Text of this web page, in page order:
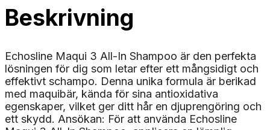
Beskrivning
Echosline Maqui 3 All-In Shampoo är den perfekta
lösningen för dig som letar efter ett mångsidigt och
effektivt schampo. Denna unika formula är berikad
med maquibär, kända för sina antioxidativa
egenskaper, vilket ger ditt hår en djuprengöring och
ett skydd. Ansökan: För att använda Echosline